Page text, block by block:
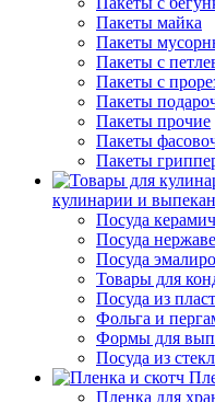
Пакеты майка
Пакеты
Пакеты с
Пакеты с
Пакеты
Пакеты прочие
Пакеты
Пакеты
кулинарии и
Посуда
Посуда
Посуда
Товары для
Посуда из
Фольга и
Формы для
Посуда из
Пленка для